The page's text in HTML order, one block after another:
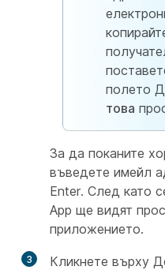
полето
това
За да поканите
въведете имейл
Enter. След като
App ще видят
приложението.
3 Кликнете върху